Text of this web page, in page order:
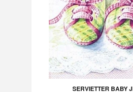
SERVIETTER BABY